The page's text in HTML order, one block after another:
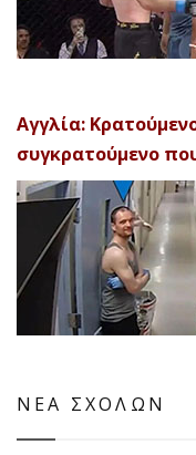
Αγγλία:
συγκρατούμενο
ΝΕΑ ΣΧΟΛΩΝ